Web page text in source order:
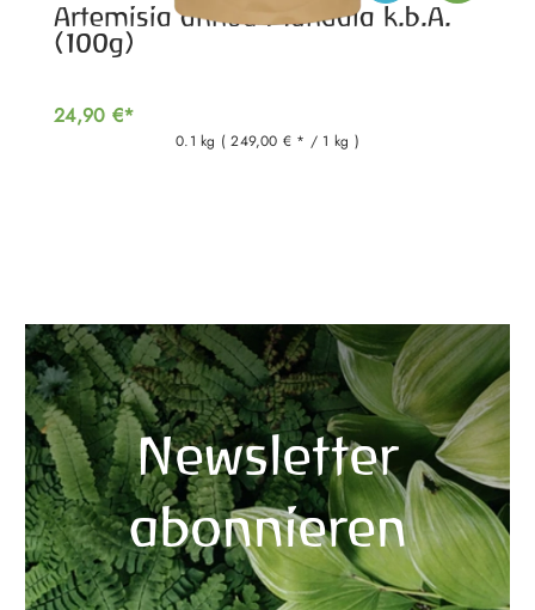
Artemisia annua Mandala k.b.A.
(100g)
24,90 €*
0.1 kg ( 249,00 € * / 1 kg )
Newsletter
abonnieren